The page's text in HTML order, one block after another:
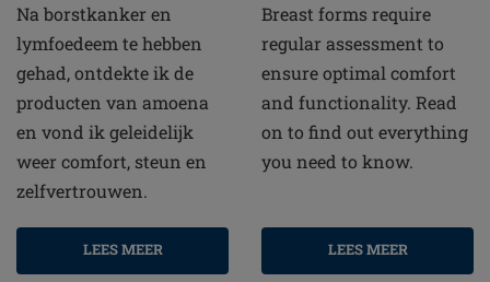
Na borstkanker en
lymfoedeem te hebben
gehad, ontdekte ik de
producten van amoena
en vond ik geleidelijk
weer comfort, steun en
zelfvertrouwen.
LEES MEER
Breast forms require
regular assessment to
ensure optimal comfort
and functionality. Read
on to find out everything
you need to know.
LEES MEER